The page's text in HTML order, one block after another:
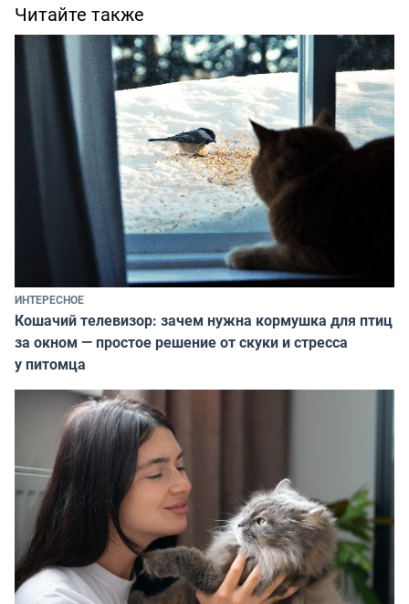
Читайте также
ИНТЕРЕСНОЕ
Кошачий телевизор: зачем нужна кормушка для птиц
за окном — простое решение от скуки и стресса
у питомца